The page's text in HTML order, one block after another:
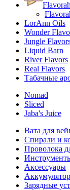
Flavorah
LorAnn Oils
Wonder
Jungle
Liquid Barn
River Flavors
Real Flavors
Табачные
Nomad
Sliced
Jaba's Juice
Вата для
Спирали и
Проволока
Аксесcуары
Зарядные